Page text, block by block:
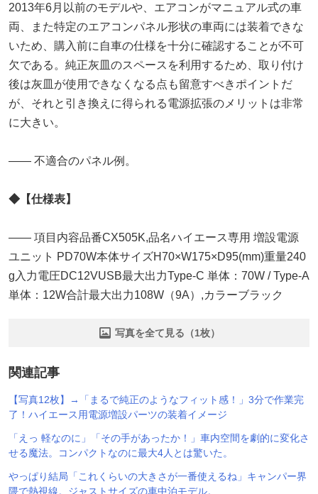
2013年6月以前のモデルや、エアコンがマニュアル式の車
両、また特定のエアコンパネル形状の車両には装着できな
いため、購入前に自車の仕様を十分に確認することが不可
欠である。純正灰皿のスペースを利用するため、取り付け
後は灰皿が使用できなくなる点も留意すべきポイントだ
が、それと引き換えに得られる電源拡張のメリットは非常
に大きい。
―― 不適合のパネル例。
◆【仕様表】
―― 項目内容品番CX505K,品名ハイエース専用 増設電源
ユニット PD70W本体サイズH70×W175×D95(mm)重量240
g入力電圧DC12VUSB最大出力Type-C 単体：70W / Type-A
単体：12W合計最大出力108W（9A）,カラーブラック
写真を全て見る（1枚）
関連記事
【写真12枚】→「まるで純正のようなフィット感！」3分で作業完
了！ハイエース用電源増設パーツの装着イメージ
「えっ 軽なのに」「その手があったか！」車内空間を劇的に変化さ
せる魔法。コンパクトなのに最大4人とは驚いた。
やっぱり結局「これくらいの大きさが一番使えるね」キャンパー界
隈で熱視線。ジャストサイズの車中泊モデル。